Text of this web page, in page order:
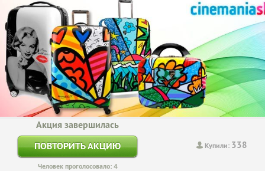
Купили: 338
Акция завершилась
ПОВТОРИТЬ АКЦИЮ
Человек проголосовало: 4